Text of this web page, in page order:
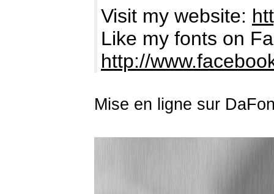
Visit my website:
Like my fonts on
http://
Mise en ligne sur